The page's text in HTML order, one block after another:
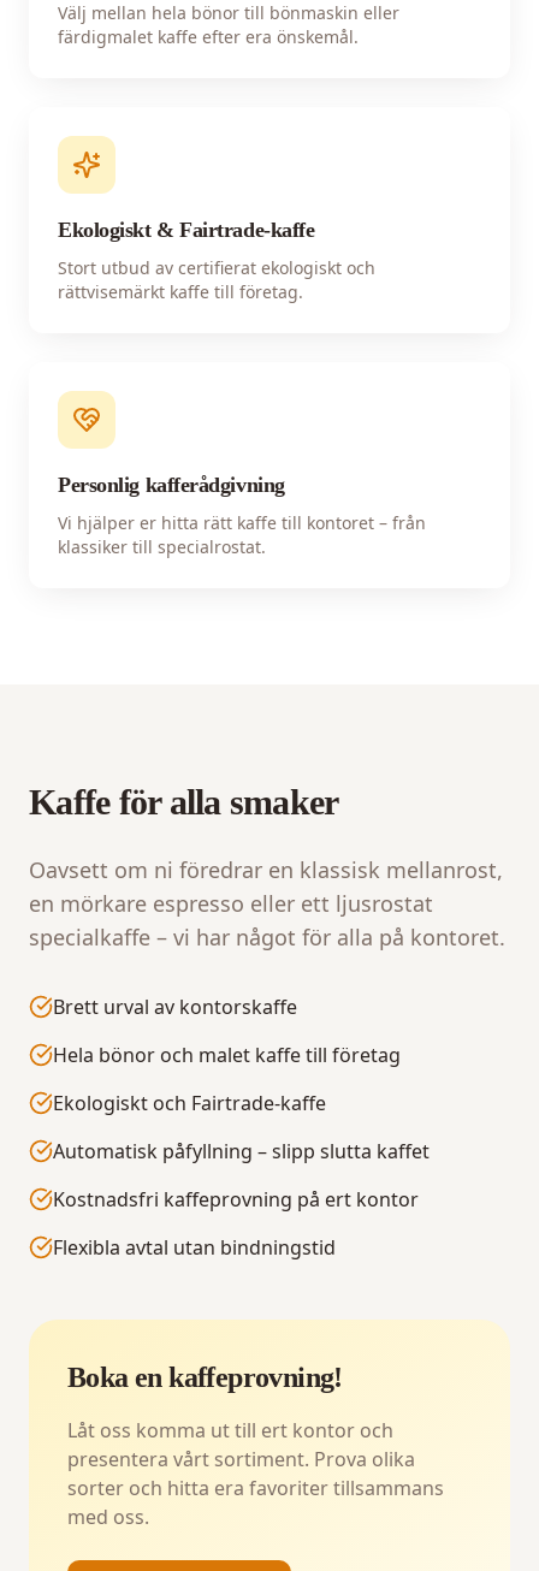
Välj mellan hela bönor till bönmaskin eller
färdigmalet kaffe efter era önskemål.
Ekologiskt & Fairtrade-kaffe
Stort utbud av certifierat ekologiskt och
rättvisemärkt kaffe till företag.
Personlig kafferådgivning
Vi hjälper er hitta rätt kaffe till kontoret – från
klassiker till specialrostat.
Kaffe för alla smaker
Oavsett om ni föredrar en klassisk mellanrost,
en mörkare espresso eller ett ljusrostat
specialkaffe – vi har något för alla på kontoret.
Brett urval av kontorskaffe
Hela bönor och malet kaffe till företag
Ekologiskt och Fairtrade-kaffe
Automatisk påfyllning – slipp slutta kaffet
Kostnadsfri kaffeprovning på ert kontor
Flexibla avtal utan bindningstid
Boka en kaffeprovning!
Låt oss komma ut till ert kontor och
presentera vårt sortiment. Prova olika
sorter och hitta era favoriter tillsammans
med oss.